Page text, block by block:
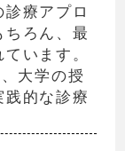
療アプロ
ろん、最
います。
大学の授
的な診療